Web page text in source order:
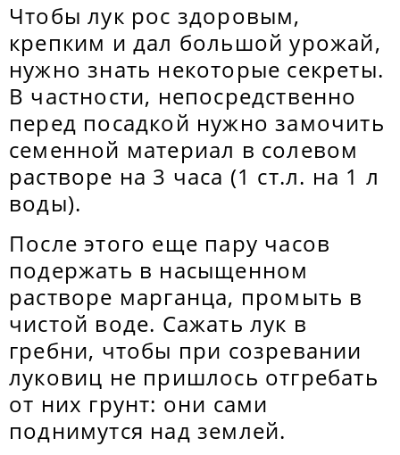
Чтобы лук рос здоровым,
крепким и дал большой урожай,
нужно знать некоторые секреты.
В частности, непосредственно
перед посадкой нужно замочить
семенной материал в солевом
растворе на 3 часа (1 ст.л. на 1 л
воды).
После этого еще пару часов
подержать в насыщенном
растворе марганца, промыть в
чистой воде. Сажать лук в
гребни, чтобы при созревании
луковиц не пришлось отгребать
от них грунт: они сами
поднимутся над землей.